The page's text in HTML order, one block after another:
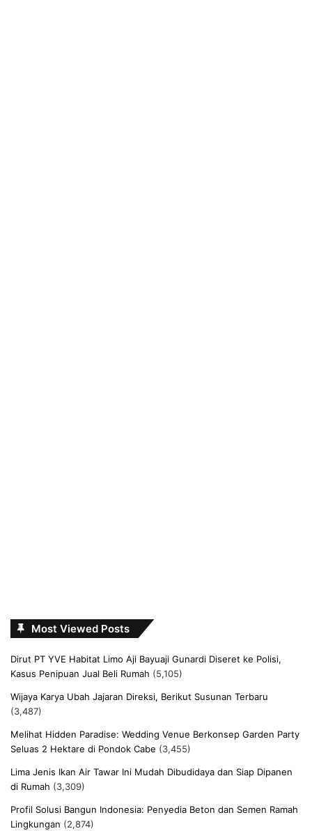
Most Viewed Posts
Dirut PT YVE Habitat Limo Aji Bayuaji Gunardi Diseret ke Polisi,
Kasus Penipuan Jual Beli Rumah (5,105)
Wijaya Karya Ubah Jajaran Direksi, Berikut Susunan Terbaru
(3,487)
Melihat Hidden Paradise: Wedding Venue Berkonsep Garden Party
Seluas 2 Hektare di Pondok Cabe (3,455)
Lima Jenis Ikan Air Tawar Ini Mudah Dibudidaya dan Siap Dipanen
di Rumah (3,309)
Profil Solusi Bangun Indonesia: Penyedia Beton dan Semen Ramah
Lingkungan (2,874)